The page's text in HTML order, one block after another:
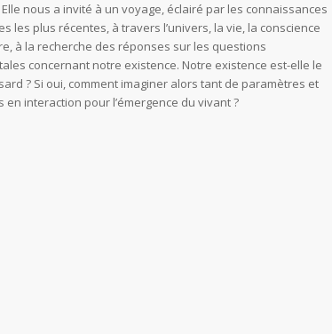
Elle nous a invité à un voyage, éclairé par les connaissances
les plus récentes, à travers l’univers, la vie, la conscience
à la recherche des réponses sur les questions
concernant notre existence. Notre existence est-elle le
? Si oui, comment imaginer alors tant de paramètres et
en interaction pour l’émergence du vivant ?